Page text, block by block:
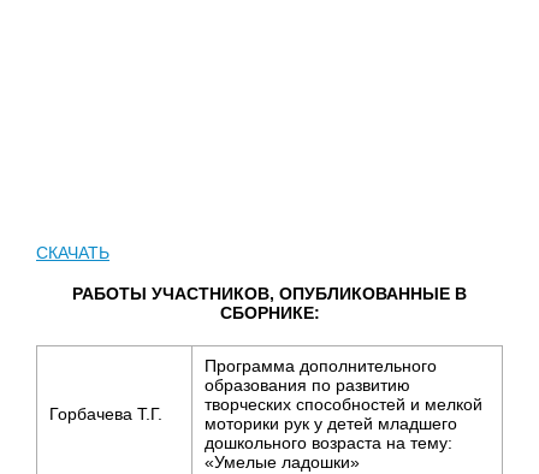
СКАЧАТЬ
РАБОТЫ УЧАСТНИКОВ, ОПУБЛИКОВАННЫЕ В
СБОРНИКЕ:
Горбачева Т.Г.
Программа дополнительного
образования по развитию
творческих способностей и мелкой
моторики рук у детей младшего
дошкольного возраста на тему:
«Умелые ладошки»